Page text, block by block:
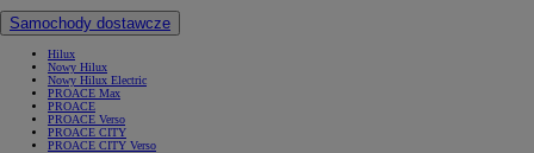
Samochody dostawcze
Hilux
Nowy Hilux
Nowy Hilux Electric
PROACE Max
PROACE
PROACE Verso
PROACE CITY
PROACE CITY Verso